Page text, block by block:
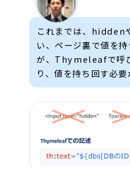
これまでは、hidden
い、ページ裏で値を
が、Thymeleafで呼
り、値を持ち回す必要